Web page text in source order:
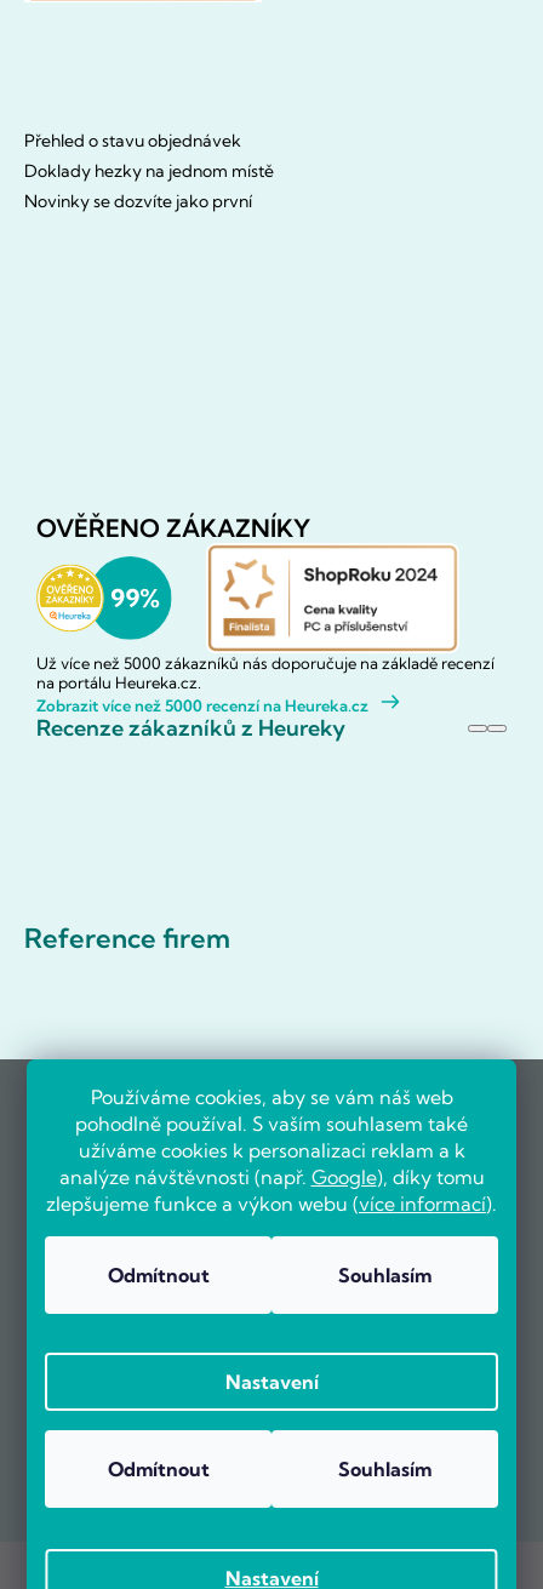
Používáme cookies, aby se vám náš web
pohodlně používal. S vaším souhlasem také
užíváme cookies k personalizaci reklam a k
analýze návštěvnosti (např. Google), díky tomu
zlepšujeme funkce a výkon webu (více informací).
Nastavení
Odmítnout Souhlasím
Nastavení
Odmítnout Souhlasím
Přehled o stavu objednávek
Doklady hezky na jednom místě
Novinky se dozvíte jako první
OVĚŘENO ZÁKAZNÍKY
Už více než 5000 zákazníků nás doporučuje na základě recenzí
na portálu Heureka.cz.
Zobrazit více než 5000 recenzí na Heureka.cz
Recenze zákazníků z Heureky
Reference firem
POČÍTÁRNA.CZ. Všechna práva vyhrazena.